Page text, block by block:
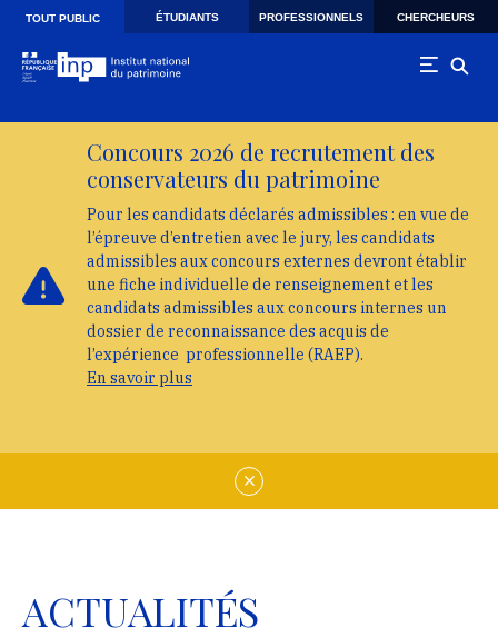
Skip to main navigation
Aller au contenu principal
TOUT PUBLIC ÉTUDIANTS PROFESSIONNELS CHERCHEURS
Concours 2026 de recrutement des
conservateurs du patrimoine
Pour les candidats déclarés admissibles : en vue de
l’épreuve d’entretien avec le jury, les candidats
admissibles aux concours externes devront établir
une fiche individuelle de renseignement et les
candidats admissibles aux concours internes un
dossier de reconnaissance des acquis de
l’expérience professionnelle (RAEP).
En savoir plus
ACTUALITÉS